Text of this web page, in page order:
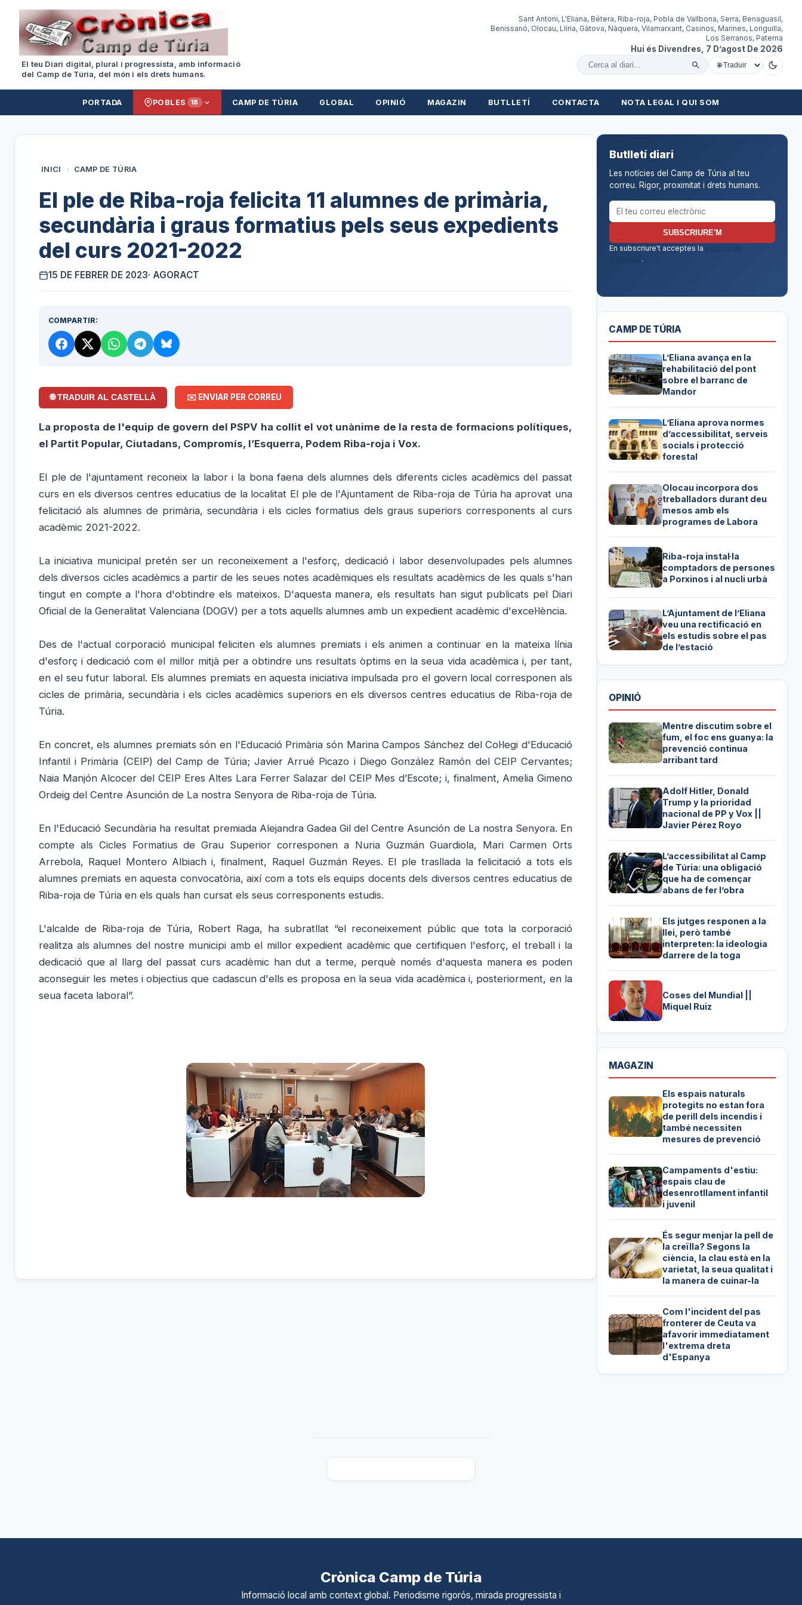
El teu Diari digital, plural i progressista, amb informació
del Camp de Túria, del món i els drets humans.
Sant Antoni, L'Eliana, Bétera, Riba-roja, Pobla de Vallbona, Serra, Benaguasil,
Benissanó, Olocau, Llíria, Gàtova, Nàquera, Vilamarxant, Casinos, Marines, Loriguilla,
Los Serranos, Paterna
Hui és Divendres, 7 D’agost De 2026
Cercar al diari
PORTADA POBLES 18 CAMP DE TÚRIA GLOBAL OPINIÓ MAGAZIN BUTLLETÍ CONTACTA NOTA LEGAL I QUI SOM
INICI › CAMP DE TÚRIA
El ple de Riba-roja felicita 11 alumnes de primària,
secundària i graus formatius pels seus expedients
del curs 2021-2022
15 DE FEBRER DE 2023· AGORACT
COMPARTIR:
🌐 TRADUIR AL CASTELLÀ ✉️ ENVIAR PER CORREU
La proposta de l'equip de govern del PSPV ha collit el vot unànime de la resta de formacions polítiques,
el Partit Popular, Ciutadans, Compromís, l’Esquerra, Podem Riba-roja i Vox.
El ple de l'ajuntament reconeix la labor i la bona faena dels alumnes dels diferents cicles acadèmics del passat
curs en els diversos centres educatius de la localitat El ple de l'Ajuntament de Riba-roja de Túria ha aprovat una
felicitació als alumnes de primària, secundària i els cicles formatius dels graus superiors corresponents al curs
acadèmic 2021-2022.
La iniciativa municipal pretén ser un reconeixement a l'esforç, dedicació i labor desenvolupades pels alumnes
dels diversos cicles acadèmics a partir de les seues notes acadèmiques els resultats acadèmics de les quals s'han
tingut en compte a l'hora d'obtindre els mateixos. D'aquesta manera, els resultats han sigut publicats pel Diari
Oficial de la Generalitat Valenciana (DOGV) per a tots aquells alumnes amb un expedient acadèmic d'excel·lència.
Des de l'actual corporació municipal feliciten els alumnes premiats i els animen a continuar en la mateixa línia
d'esforç i dedicació com el millor mitjà per a obtindre uns resultats òptims en la seua vida acadèmica i, per tant,
en el seu futur laboral. Els alumnes premiats en aquesta iniciativa impulsada pro el govern local corresponen als
cicles de primària, secundària i els cicles acadèmics superiors en els diversos centres educatius de Riba-roja de
Túria.
En concret, els alumnes premiats són en l'Educació Primària són Marina Campos Sánchez del Col·legi d'Educació
Infantil i Primària (CEIP) del Camp de Túria; Javier Arrué Picazo i Diego González Ramón del CEIP Cervantes;
Naia Manjón Alcocer del CEIP Eres Altes Lara Ferrer Salazar del CEIP Mes d’Escote; i, finalment, Amelia Gimeno
Ordeig del Centre Asunción de La nostra Senyora de Riba-roja de Túria.
En l'Educació Secundària ha resultat premiada Alejandra Gadea Gil del Centre Asunción de La nostra Senyora. En
compte als Cicles Formatius de Grau Superior corresponen a Nuria Guzmán Guardiola, Mari Carmen Orts
Arrebola, Raquel Montero Albiach i, finalment, Raquel Guzmán Reyes. El ple trasllada la felicitació a tots els
alumnes premiats en aquesta convocatòria, així com a tots els equips docents dels diversos centres educatius de
Riba-roja de Túria en els quals han cursat els seus corresponents estudis.
L'alcalde de Riba-roja de Túria, Robert Raga, ha subratllat “el reconeixement públic que tota la corporació
realitza als alumnes del nostre municipi amb el millor expedient acadèmic que certifiquen l'esforç, el treball i la
dedicació que al llarg del passat curs acadèmic han dut a terme, perquè només d'aquesta manera es poden
aconseguir les metes i objectius que cadascun d'ells es proposa en la seua vida acadèmica i, posteriorment, en la
seua faceta laboral”.
Butlletí diari
Les notícies del Camp de Túria al teu
correu. Rigor, proximitat i drets humans.
Correu electrònic per al butlletí
SUBSCRIURE'M
En subscriure't acceptes la
política de
.
CAMP DE TÚRIA
L’Eliana avança en la
rehabilitació del pont
sobre el barranc de
Mandor
L’Eliana aprova normes
d’accessibilitat, serveis
socials i protecció
forestal
Olocau incorpora dos
treballadors durant deu
mesos amb els
programes de Labora
Riba-roja instal·la
comptadors de persones
a Porxinos i al nucli urbà
L’Ajuntament de l’Eliana
veu una rectificació en
els estudis sobre el pas
de l’estació
OPINIÓ
Mentre discutim sobre el
fum, el foc ens guanya: la
prevenció continua
arribant tard
Adolf Hitler, Donald
Trump y la prioridad
nacional de PP y Vox ||
Javier Pérez Royo
L’accessibilitat al Camp
de Túria: una obligació
que ha de començar
abans de fer l’obra
Els jutges responen a la
llei, però també
interpreten: la ideologia
darrere de la toga
Coses del Mundial ||
Miquel Ruiz
MAGAZIN
Els espais naturals
protegits no estan fora
de perill dels incendis i
també necessiten
mesures de prevenció
Campaments d'estiu:
espais clau de
desenrotllament infantil
i juvenil
És segur menjar la pell de
la creïlla? Segons la
ciència, la clau està en la
varietat, la seua qualitat i
la manera de cuinar-la
Com l'incident del pas
fronterer de Ceuta va
afavorir immediatament
l'extrema dreta
d'Espanya
Crònica Camp de Túria
Informació local amb context global. Periodisme rigorós, mirada progressista i